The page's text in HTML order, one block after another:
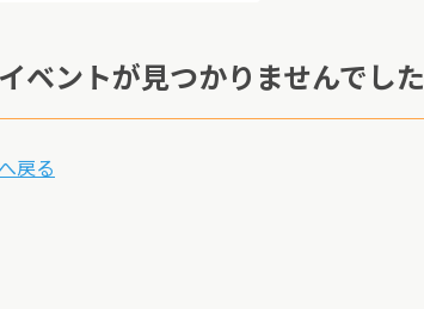
ベントが見つかりませんでした
戻る